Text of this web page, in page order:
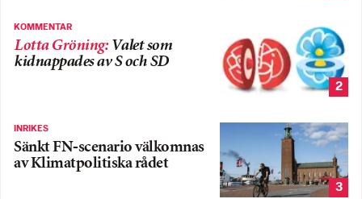
KOMMENTAR
Lotta Gröning: Valet som
kidnappades av S och SD
2
INRIKES
Sänkt FN-scenario välkomnas
av Klimatpolitiska rådet
3